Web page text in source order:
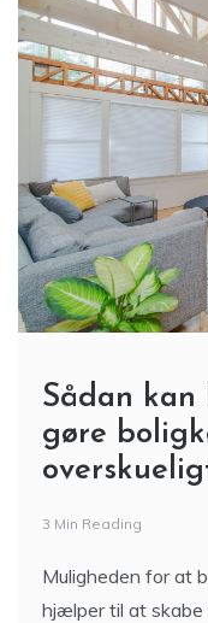
Sådan
gøre
3 Min Reading
Muligheden for at
hjælper til at